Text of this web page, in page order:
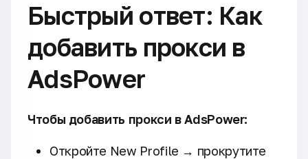
Быстрый ответ: Как
добавить прокси в
AdsPower
Чтобы добавить прокси в AdsPower:
Откройте New Profile → прокрутите